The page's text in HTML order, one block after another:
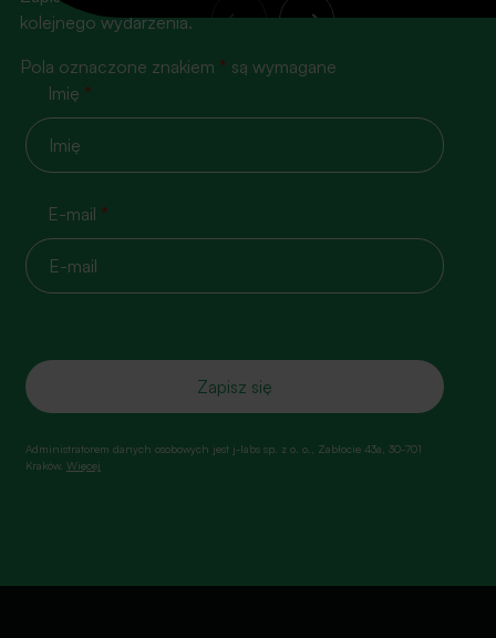
kolejnego wydarzenia.
Pola oznaczone znakiem * są wymagane
Imię *
E-mail *
Administratorem danych osobowych jest j-labs sp. z o. o., Zabłocie 43a, 30-701
Kraków.Więcej